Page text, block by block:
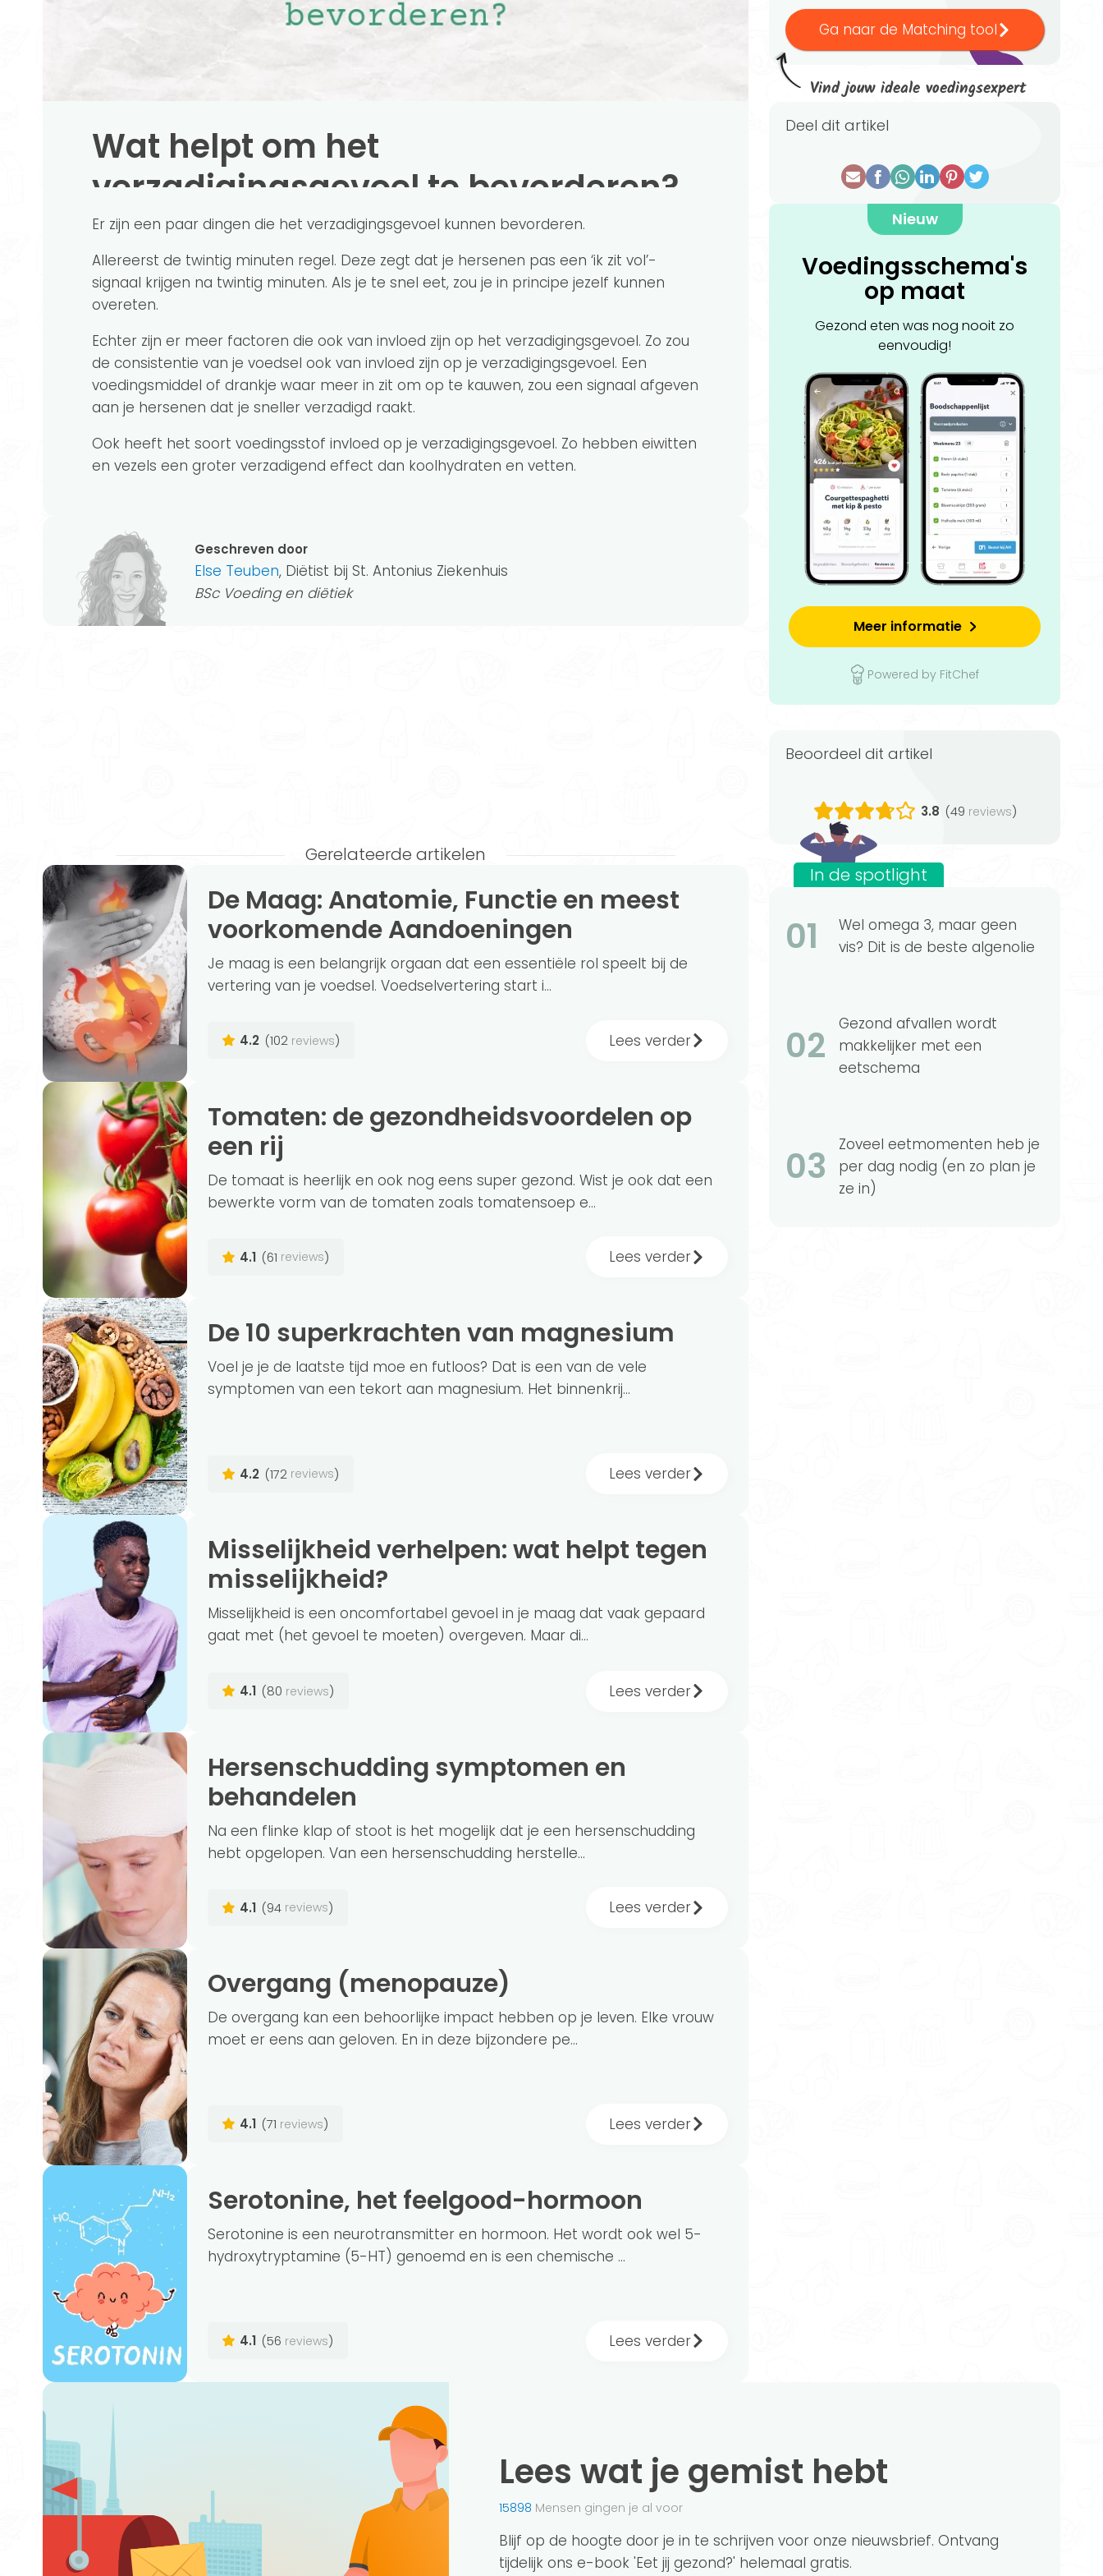
Wat helpt om het
verzadigingsgevoel te bevorderen?
Er zijn een paar dingen die het verzadigingsgevoel kunnen bevorderen.
Allereerst de twintig minuten regel. Deze zegt dat je hersenen pas een ‘ik zit vol’-
signaal krijgen na twintig minuten. Als je te snel eet, zou je in principe jezelf kunnen
overeten.
Echter zijn er meer factoren die ook van invloed zijn op het verzadigingsgevoel. Zo zou
de consistentie van je voedsel ook van invloed zijn op je verzadigingsgevoel. Een
voedingsmiddel of drankje waar meer in zit om op te kauwen, zou een signaal afgeven
aan je hersenen dat je sneller verzadigd raakt.
Ook heeft het soort voedingsstof invloed op je verzadigingsgevoel. Zo hebben eiwitten
en vezels een groter verzadigend effect dan koolhydraten en vetten.
Geschreven door
Else Teuben, Diëtist bij St. Antonius Ziekenhuis
BSc Voeding en diëtiek
Ga naar de Matching tool
Vind jouw ideale voedingsexpert
Deel dit artikel
Nieuw
Voedingsschema's
op maat
Gezond eten was nog nooit zo
eenvoudig!
Meer informatie
Powered by FitChef
Beoordeel dit artikel
3.8 (49 reviews)
Gerelateerde artikelen
De Maag: Anatomie, Functie en meest
voorkomende Aandoeningen
Je maag is een belangrijk orgaan dat een essentiële rol speelt bij de
vertering van je voedsel. Voedselvertering start i...
4.2 (102 reviews) Lees verder
Tomaten: de gezondheidsvoordelen op
een rij
De tomaat is heerlijk en ook nog eens super gezond. Wist je ook dat een
bewerkte vorm van de tomaten zoals tomatensoep e...
4.1 (61 reviews) Lees verder
De 10 superkrachten van magnesium
Voel je je de laatste tijd moe en futloos? Dat is een van de vele
symptomen van een tekort aan magnesium. Het binnenkrij...
4.2 (172 reviews) Lees verder
Misselijkheid verhelpen: wat helpt tegen
misselijkheid?
Misselijkheid is een oncomfortabel gevoel in je maag dat vaak gepaard
gaat met (het gevoel te moeten) overgeven. Maar di...
4.1 (80 reviews) Lees verder
Hersenschudding symptomen en
behandelen
Na een flinke klap of stoot is het mogelijk dat je een hersenschudding
hebt opgelopen. Van een hersenschudding herstelle...
4.1 (94 reviews) Lees verder
Overgang (menopauze)
De overgang kan een behoorlijke impact hebben op je leven. Elke vrouw
moet er eens aan geloven. En in deze bijzondere pe...
4.1 (71 reviews) Lees verder
Serotonine, het feelgood-hormoon
Serotonine is een neurotransmitter en hormoon. Het wordt ook wel 5-
hydroxytryptamine (5-HT) genoemd en is een chemische ...
4.1 (56 reviews) Lees verder
In de spotlight
01
Wel omega 3, maar geen
vis? Dit is de beste algenolie
02
Gezond afvallen wordt
makkelijker met een
eetschema
03
Zoveel eetmomenten heb je
per dag nodig (en zo plan je
ze in)
Lees wat je gemist hebt
15898 Mensen gingen je al voor
Blijf op de hoogte door je in te schrijven voor onze nieuwsbrief. Ontvang
tijdelijk ons e-book 'Eet jij gezond?' helemaal gratis.